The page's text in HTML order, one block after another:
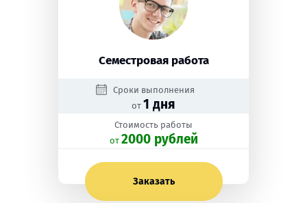
Семестровая работа
Сроки выполнения
от 1 дня
Стоимость работы
oт 2000 рублей
Заказать